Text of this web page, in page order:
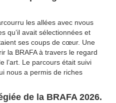
les allées avec nvous
qu’il avait sélectionnées et
ses coups de cœur. Une
la BRAFA à travers le regard
l’art. Le parcours était suivi
nous a permis de riches
de la BRAFA 2026.